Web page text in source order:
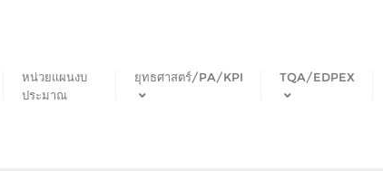
หน่วยแผนงบ
ประมาณ
ยุทธศาสตร์/PA/KPI TQA/EDPEX